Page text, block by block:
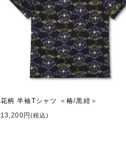
花柄 半袖Tシャツ ＜椿/黒紺＞
13,200円 (税込)